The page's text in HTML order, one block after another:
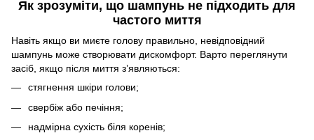
Як зрозуміти, що шампунь не підходить для
частого миття
Навіть якщо ви миєте голову правильно, невідповідний
шампунь може створювати дискомфорт. Варто переглянути
засіб, якщо після миття з’являються:
стягнення шкіри голови;
свербіж або печіння;
надмірна сухість біля коренів;